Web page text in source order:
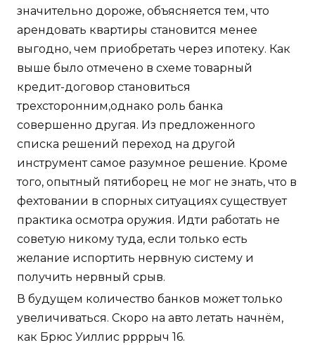
значительно дороже, объясняется тем, что
арендовать квартиры становится менее
выгодно, чем приобретать через ипотеку. Как
выше было отмечено в схеме товарный
кредит-договор становиться
трехсторонним,однако роль банка
совершенно другая. Из предложенного
списка решений переход на другой
инструмент самое разумное решение. Кроме
того, опытный пятиборец не мог не знать, что в
фехтовании в спорных ситуациях существует
практика осмотра оружия. Идти работать не
советую никому туда, если только есть
желание испортить нервную систему и
получить нервный срыв.
В будущем количество банков может только
увеличиваться. Скоро на авто летать начнём,
как Брюс Уиллис ррррыч 16.